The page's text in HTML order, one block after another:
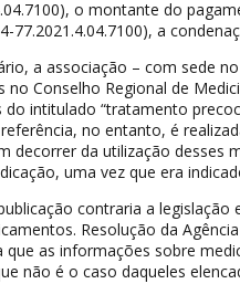
o montante do
77.2021.4.04.7100), a
a associação – com sede
no Conselho Regional de
do intitulado “tratamento
no entanto, é
decorrer da utilização desses
uma vez que era
contraria a
Resolução da
que as informações sobre
não é o caso daqueles